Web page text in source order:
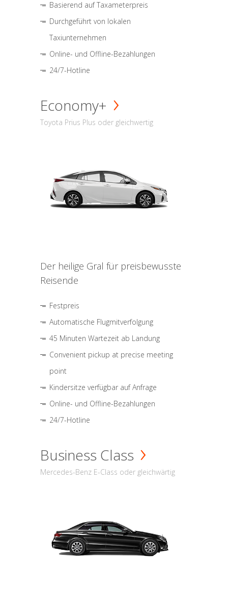
Basierend auf Taxameterpreis
Durchgeführt von lokalen
Taxiunternehmen
Online- und Offline-Bezahlungen
24/7-Hotline
Economy+
Toyota Prius Plus oder gleichwertig
Der heilige Gral für preisbewusste
Reisende
Festpreis
Automatische Flugmitverfolgung
45 Minuten Wartezeit ab Landung
Convenient pickup at precise meeting
point
Kindersitze verfügbar auf Anfrage
Online- und Offline-Bezahlungen
24/7-Hotline
Business Class
Mercedes-Benz E-Class oder gleichwärtig